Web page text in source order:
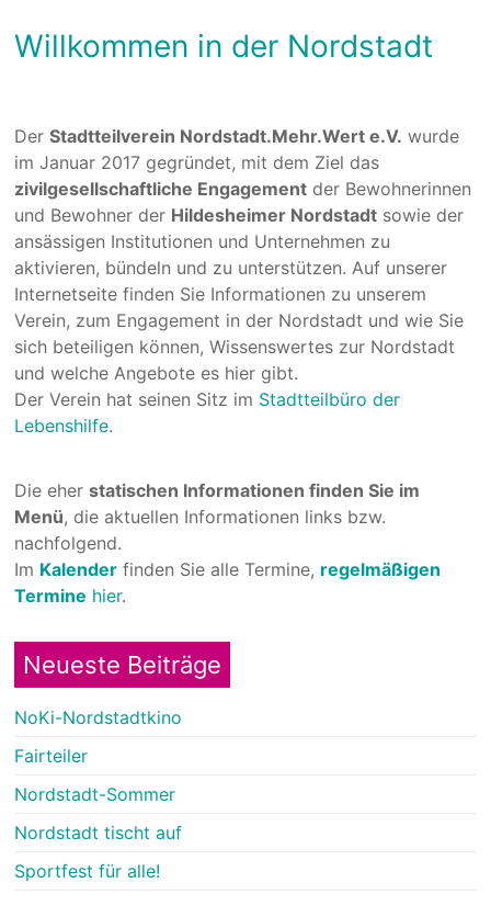
Willkommen in der Nordstadt
DerStadtteilverein Nordstadt.Mehr.Wert e.V. wurde
im Januar 2017 gegründet, mit dem Ziel das
zivilgesellschaftliche Engagement der Bewohnerinnen
und Bewohner der Hildesheimer Nordstadt sowie der
ansässigen Institutionen und Unternehmen zu
aktivieren, bündeln und zu unterstützen. Auf unserer
Internetseite finden Sie Informationen zu unserem
Verein, zum Engagement in der Nordstadt und wie Sie
sich beteiligen können, Wissenswertes zur Nordstadt
und welche Angebote es hier gibt.
Der Verein hat seinen Sitz im Stadtteilbüro der
Lebenshilfe.
Die eherstatischen Informationen finden Sie im
Menü, die aktuellen Informationen links bzw.
nachfolgend.
Im Kalender finden Sie alle Termine, regelmäßigen
Termine hier.
Neueste Beiträge
NoKi-Nordstadtkino
Fairteiler
Nordstadt-Sommer
Nordstadt tischt auf
Sportfest für alle!